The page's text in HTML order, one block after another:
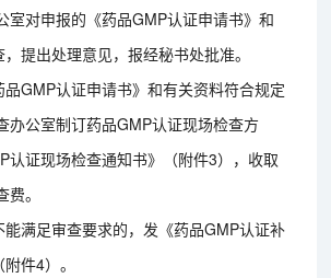
室对申报的《药品GMP认证申请书》和
提出处理意见，报经秘书处批准。
品GMP认证申请书》和有关资料符合规定
办公室制订药品GMP认证现场检查方
认证现场检查通知书》（附件3），收取
。
能满足审查要求的，发《药品GMP认证补
件4）。